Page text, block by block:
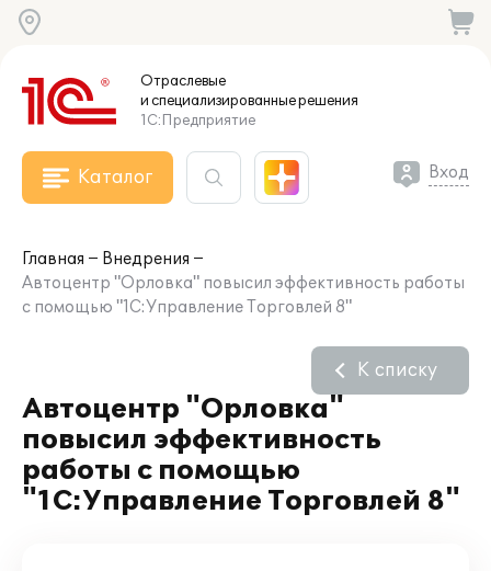
Отраслевые
и специализированныерешения
1С:Предприятие
Каталог Вход
Главная
Внедрения
Автоцентр "Орловка" повысил эффективность работы
с помощью "1С:Управление Торговлей 8"
Автоцентр "Орловка"
повысил эффективность
работы с помощью
"1С:Управление Торговлей 8"
К списку